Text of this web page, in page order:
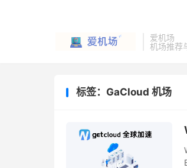
爱机场
机场推荐
标签：GaCloud 机场